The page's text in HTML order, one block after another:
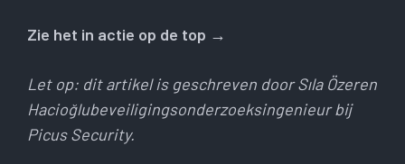
Zie het in actie op de top →
Let op: dit artikel is geschreven doorSıla Özeren
Hacioğlubeveiligingsonderzoeksingenieur bij
Picus Security.